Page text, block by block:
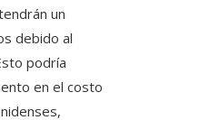
un
debido al
podría
en el costo